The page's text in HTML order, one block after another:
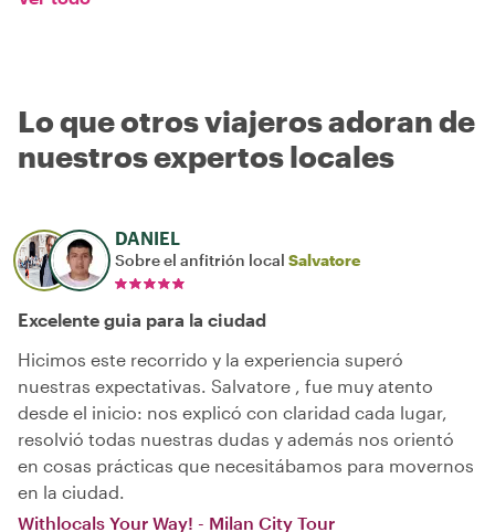
Lo que otros viajeros adoran de
nuestros expertos locales
DANIEL
Sobre el anfitrión local Salvatore
Excelente guia para la ciudad
Hicimos este recorrido y la experiencia superó
nuestras expectativas. Salvatore , fue muy atento
desde el inicio: nos explicó con claridad cada lugar,
resolvió todas nuestras dudas y además nos orientó
en cosas prácticas que necesitábamos para movernos
en la ciudad.
Withlocals Your Way! - Milan City Tour